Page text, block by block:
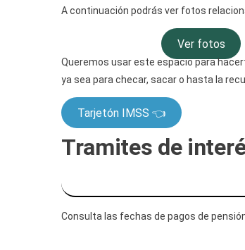
A continuación podrás ver fotos
Ver fotos
Queremos usar este espacio para
ya sea para checar, sacar o hasta la
Tarjetón IMSS 👈
Tramites de
Consulta las fechas de pagos de